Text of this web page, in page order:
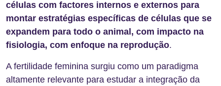
células com factores internos e externos para
montar estratégias específicas de células que se
expandem para todo o animal, com impacto na
fisiologia, com enfoque na reprodução.
A fertilidade feminina surgiu como um paradigma
altamente relevante para estudar a integração da